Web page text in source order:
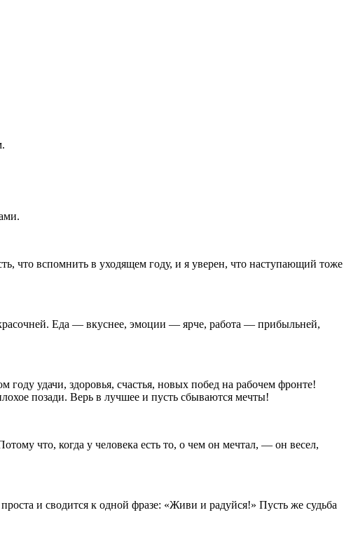
что вспомнить в уходящем году, и я уверен, что наступающий тоже
Еда — вкуснее, эмоции — ярче, работа — прибыльней,
удачи, здоровья, счастья, новых побед на рабочем фронте!
позади. Верь в лучшее и пусть сбываются мечты!
что, когда у человека есть то, о чем он мечтал, — он весел,
и сводится к одной фразе: «Живи и радуйся!» Пусть же судьба